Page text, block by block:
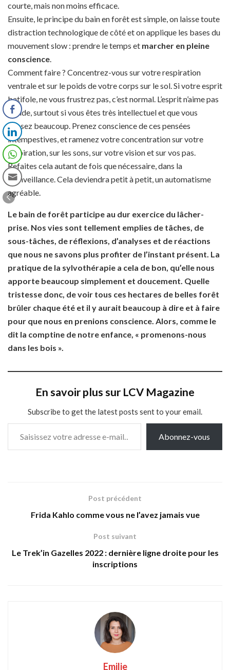
courte, mais non moins efficace.
Ensuite, le principe du bain en forêt est simple, on laisse toute
distraction technologique de côté et on applique les bases du
mouvement slow : prendre le temps et marcher en pleine
conscience.
Comment faire ? Concentrez-vous sur votre respiration
ventrale et sur le poids de votre corps sur le sol. Si votre esprit
batifole, ne vous frustrez pas, c’est normal. L’esprit n’aime pas
le vide, surtout si vous êtes très intellectuel et que vous
pensez beaucoup. Prenez conscience de ces pensées
intempestives, et ramenez votre concentration sur votre
respiration, sur les sons, sur votre vision et sur vos pas.
Refaites cela autant de fois que nécessaire, dans la
bienveillance. Cela deviendra petit à petit, un automatisme
agréable.
Le bain de forêt participe au dur exercice du lâcher-
prise. Nos vies sont tellement emplies de tâches, de
sous-tâches, de réflexions, d’analyses et de réactions
que nous ne savons plus profiter de l’instant présent. La
pratique de la sylvothérapie a cela de bon, qu’elle nous
apporte beaucoup simplement et doucement. Quelle
tristesse donc, de voir tous ces hectares de belles forêt
brûler chaque été et il y aurait beaucoup à dire et à faire
pour que nous en prenions conscience. Alors, comme le
dit la comptine de notre enfance, « promenons-nous
dans les bois ».
En savoir plus sur LCV Magazine
Subscribe to get the latest posts sent to your email.
Saisissez votre adresse e-mail…
Abonnez-vous
Post précédent
Frida Kahlo comme vous ne l’avez jamais vue
Post suivant
Le Trek’in Gazelles 2022 : dernière ligne droite pour les
inscriptions
Emilie